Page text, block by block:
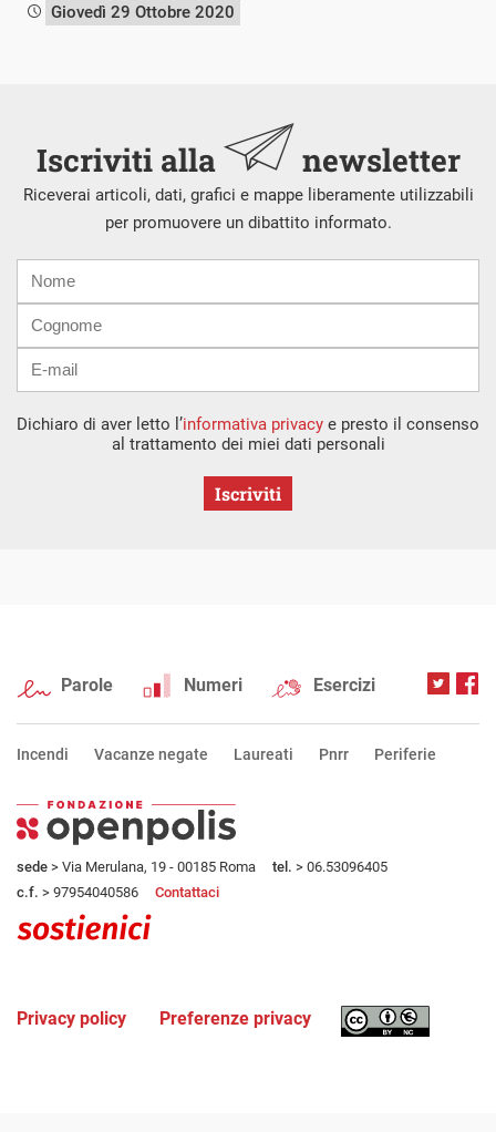
Giovedì 29 Ottobre 2020
Iscriviti alla newsletter
Riceverai articoli, dati, grafici e mappe liberamente utilizzabili
per promuovere un dibattito informato.
mail
Dichiaro di aver letto l’informativa privacy e presto il consenso
al trattamento dei miei dati personali
Iscriviti
Parole Numeri Esercizi
Incendi Vacanze negate Laureati Pnrr Periferie
sede > Via Merulana, 19 - 00185 Roma tel. > 06.53096405
c.f. > 97954040586 Contattaci
Privacy policy Preferenze privacy